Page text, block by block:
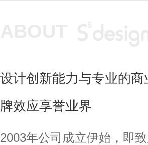
设计创新能力与专业的
牌效应享誉业界
2003年公司成立伊始，即